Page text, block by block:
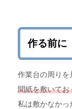
作る前に
作業台の周りを
聞紙を敷いて
私は敷かなかっ